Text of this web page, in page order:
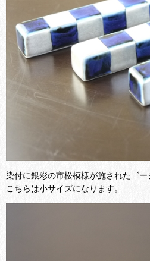
染付に銀彩の市松模様が施されたゴー
こちらは小サイズになります。